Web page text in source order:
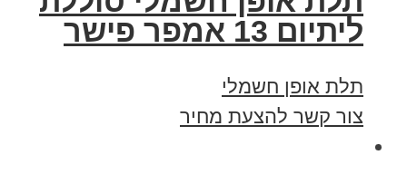
ליתיום 13 אמפר פישר
תלת אופן חשמלי
צור קשר להצעת מחיר